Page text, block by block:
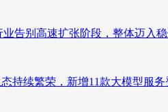
告别高速扩张阶段，整体迈入
续繁荣，新增11款大模型服务